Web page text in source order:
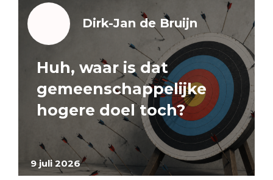
9 juli 2026
Dirk-Jan de Bruijn
Huh, waar is dat
gemeenschappelijke
hogere doel toch?